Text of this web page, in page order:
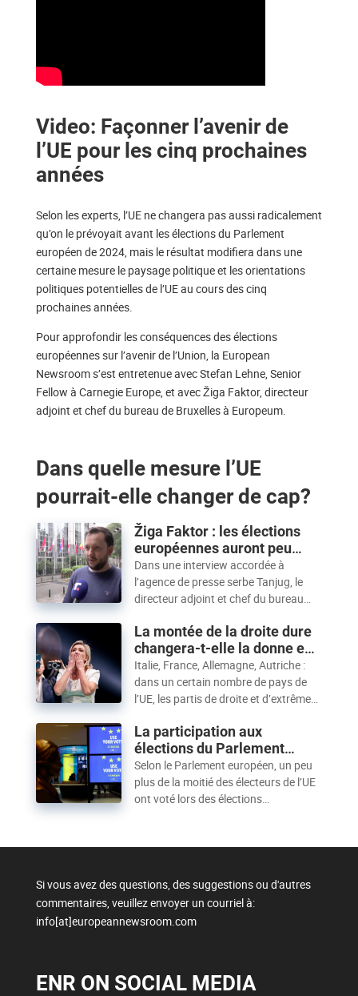
Video: Façonner l’avenir de
l’UE pour les cinq prochaines
années
Selon les experts, l’UE ne changera pas aussi radicalement
qu’on le prévoyait avant les élections du Parlement
européen de 2024, mais le résultat modifiera dans une
certaine mesure le paysage politique et les orientations
politiques potentielles de l’UE au cours des cinq
prochaines années.
Pour approfondir les conséquences des élections
européennes sur l’avenir de l’Union, la European
Newsroom s’est entretenue avec Stefan Lehne, Senior
Fellow à Carnegie Europe, et avec Žiga Faktor, directeur
adjoint et chef du bureau de Bruxelles à Europeum.
Dans quelle mesure l’UE
pourrait-elle changer de cap?
Žiga Faktor : les élections
européennes auront peu
d’impact sur la politique
d’élargissement
Dans une interview accordée à
l’agence de presse serbe Tanjug, le
directeur adjoint et chef du bureau
évalué dans quelle mesure les
perspectives d’élargissement de
l’Union européenne seront affectées
par le résultat des récentes élections
européennes.
La montée de la droite dure
changera-t-elle la donne en
UE ?
Italie, France, Allemagne, Autriche :
dans un certain nombre de pays de
l’UE, les partis de droite et d’extrême
lors des élections européennes de
2024. Mais leur présence accrue
aura-t-elle un impact sur l’orientation
de la politique de l’UE à Bruxelles ?
La participation aux
élections du Parlement
européen reste faible
Selon le Parlement européen, un peu
plus de la moitié des électeurs de l’UE
ont voté lors des élections
membre à l’autre, la participation aux
à celle des élections législatives
nationales.
Si vous avez des questions, des suggestions ou d'autres
commentaires, veuillez envoyer un courriel à:
info[at]europeannewsroom.com
ENR ON SOCIAL MEDIA